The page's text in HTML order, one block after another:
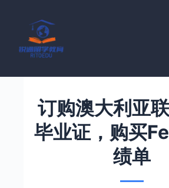
订购澳大利亚
毕业证，购买
绩单